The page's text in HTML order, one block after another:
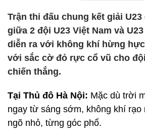
Trận thi đấu chung kết giải U23
giữa 2 đội U23 Việt Nam và
diễn ra với không khí hừng
với sắc cờ đỏ rực cổ vũ cho
chiến thắng.
Tại Thủ đô Hà Nội: Mặc dù trời
ngay từ sáng sớm, không khí
ngõ nhỏ, từng góc phố.